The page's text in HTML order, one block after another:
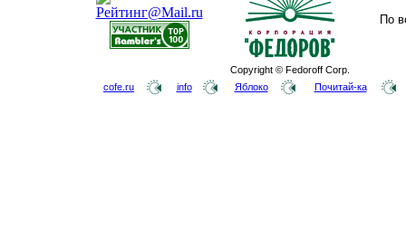
Copyright © Fedoroff Corp.
По
cofe.ru info Яблоко Почитай-ка